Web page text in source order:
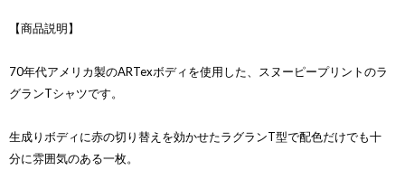
【商品説明】
70年代アメリカ製のARTexボディを使用した、スヌーピープリントのラ
グランTシャツです。
生成りボディに赤の切り替えを効かせたラグランT型で配色だけでも十
分に雰囲気のある一枚。